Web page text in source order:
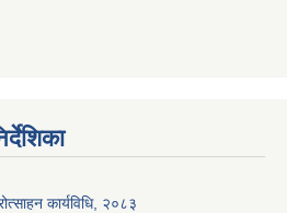
कार्यविधि, २०८३